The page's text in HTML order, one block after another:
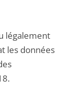
légalement
les données